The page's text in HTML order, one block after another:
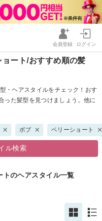
会員登録 ログイン
ート/おすすめ順の髪
・ヘアスタイルをチェック！おす
った髪型を見つけましょう。他に
ボブ ベリーショート
ル検索
トのヘアスタイル一覧